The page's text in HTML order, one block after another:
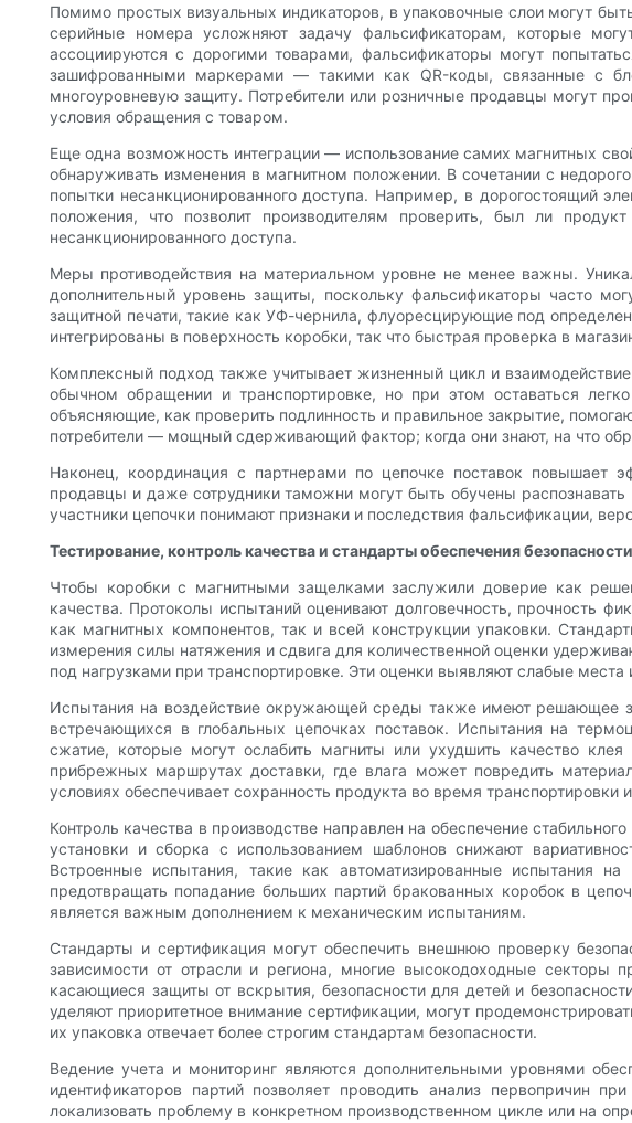
Помимо простых визуальных индикаторов, в упаковочные слои могут
серийные номера усложняют задачу фальсификаторам, которые
ассоциируются с дорогими товарами, фальсификаторы могут
зашифрованными маркерами — такими как QR-коды, связанные с
многоуровневую защиту. Потребители или розничные продавцы могут
условия обращения с товаром.
Еще одна возможность интеграции — использование самих магнитных
обнаруживать изменения в магнитном положении. В сочетании с
попытки несанкционированного доступа. Например, в дорогостоящий
положения, что позволит производителям проверить, был ли
несанкционированного доступа.
Меры противодействия на материальном уровне не менее важны.
дополнительный уровень защиты, поскольку фальсификаторы часто
защитной печати, такие как УФ-чернила, флуоресцирующие под
интегрированы в поверхность коробки, так что быстрая проверка в
Комплексный подход также учитывает жизненный цикл и
обычном обращении и транспортировке, но при этом оставаться
объясняющие, как проверить подлинность и правильное закрытие,
потребители — мощный сдерживающий фактор; когда они знают, на что
Наконец, координация с партнерами по цепочке поставок повышает
продавцы и даже сотрудники таможни могут быть обучены
участники цепочки понимают признаки и последствия фальсификации,
Тестирование, контроль качества и стандарты обеспечения
Чтобы коробки с магнитными защелками заслужили доверие как
качества. Протоколы испытаний оценивают долговечность, прочность
как магнитных компонентов, так и всей конструкции упаковки.
измерения силы натяжения и сдвига для количественной оценки
под нагрузками при транспортировке. Эти оценки выявляют слабые
Испытания на воздействие окружающей среды также имеют решающее
встречающихся в глобальных цепочках поставок. Испытания на
сжатие, которые могут ослабить магниты или ухудшить качество
прибрежных маршрутах доставки, где влага может повредить
условиях обеспечивает сохранность продукта во время транспортировки
Контроль качества в производстве направлен на обеспечение
установки и сборка с использованием шаблонов снижают
Встроенные испытания, такие как автоматизированные испытания
предотвращать попадание больших партий бракованных коробок в
является важным дополнением к механическим испытаниям.
Стандарты и сертификация могут обеспечить внешнюю проверку
зависимости от отрасли и региона, многие высокодоходные секторы
касающиеся защиты от вскрытия, безопасности для детей и
уделяют приоритетное внимание сертификации, могут
их упаковка отвечает более строгим стандартам безопасности.
Ведение учета и мониторинг являются дополнительными уровнями
идентификаторов партий позволяет проводить анализ первопричин
локализовать проблему в конкретном производственном цикле или на